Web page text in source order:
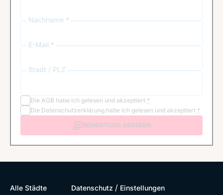
Nachname *
E-Mail *
Stadt / PLZ
Die AGB habe ich gelesen und akzeptiert *
Die Datenschutzerklärung habe ich gelesen und akzeptiert *
BEWERTUNG ABGEBEN
Alle Städte
Datenschutz / Einstellungen